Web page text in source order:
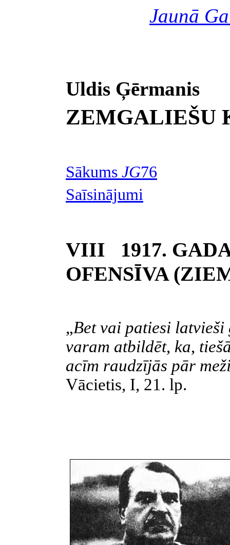
Jaunā
Uldis Ģērmanis
ZEMGALIEŠU
Sākums JG76
Saīsinājumi
VIII 1917.
OFENSĪVA
„Bet vai patiesi
varam atbildēt, ka,
acīm raudzījās pār
Vācietis, I, 21. lp.